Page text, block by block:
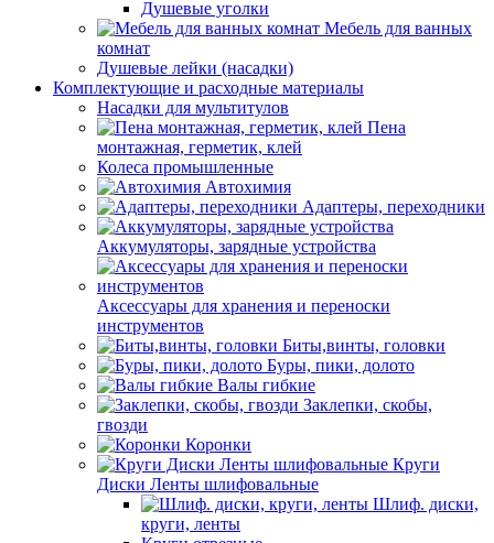
Душевые уголки
Мебель для ванных
комнат
Душевые лейки (насадки)
Комплектующие и расходные материалы
Насадки для мультитулов
Пена
монтажная, герметик, клей
Колеса промышленные
Автохимия
Адаптеры, переходники
Аккумуляторы, зарядные устройства
Аксессуары для хранения и переноски
инструментов
Биты,винты, головки
Буры, пики, долото
Валы гибкие
Заклепки, скобы,
гвозди
Коронки
Круги
Диски Ленты шлифовальные
Шлиф. диски,
круги, ленты